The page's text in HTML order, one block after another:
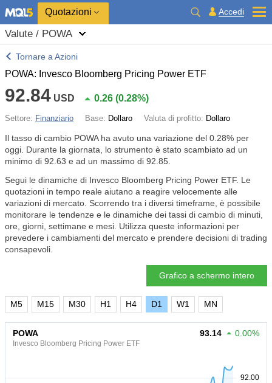
Quotazioni Accedi
Valute / POWA
Tornare a Azioni
POWA: Invesco Bloomberg Pricing Power ETF
92.84 USD 0.26 (0.28%)
Settore: Finanziario Base: Dollaro Valuta di profitto: Dollaro
Il tasso di cambio POWA ha avuto una variazione del 0.28% per
oggi. Durante la giornata, lo strumento è stato scambiato ad un
minimo di 92.63 e ad un massimo di 92.85.
Segui le dinamiche di Invesco Bloomberg Pricing Power ETF. Le
quotazioni in tempo reale aiutano a reagire velocemente alle
variazioni di mercato. Scorrendo tra i diversi timeframe, è possibile
monitorare le tendenze e le dinamiche dei tassi di cambio di minuti,
ore, giorni, settimane e mesi. Utilizza queste informazioni per
prevedere i cambiamenti del mercato e prendere decisioni di trading
consapevoli.
Grafico a schermo intero
M5 M15 M30 H1 H4 D1 W1 MN
POWA
Invesco Bloomberg Pricing Power ETF
93.14 0.00%